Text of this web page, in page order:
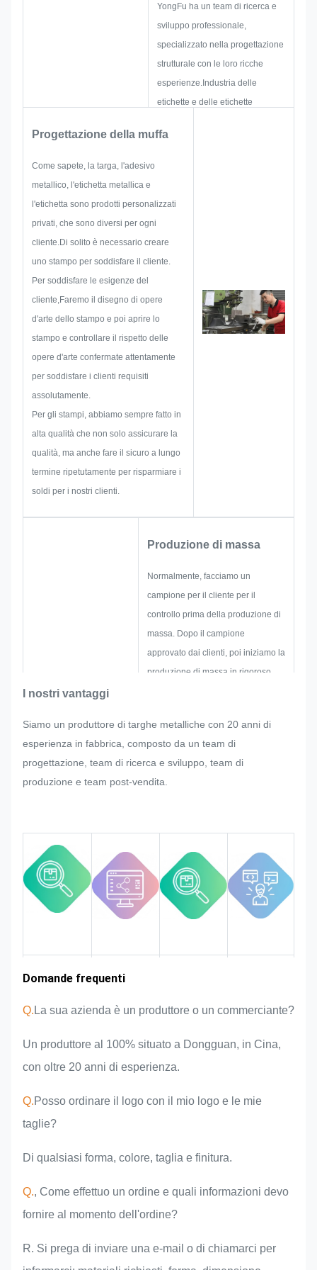
YongFu ha un team di ricerca e
sviluppo professionale,
specializzato nella progettazione
strutturale con le loro ricche
esperienze.Industria delle
etichette e delle etichette
forniranno tutte le soluzioni per
metallici, prenderemo in
considerazione tutte le possibilità
di problema che potrebbero
Progettazione della muffa
Come sapete, la targa, l'adesivo
metallico, l'etichetta metallica e
l'etichetta sono prodotti personalizzati
privati, che sono diversi per ogni
cliente.Di solito è necessario creare
uno stampo per soddisfare il cliente.
Per soddisfare le esigenze del
cliente,Faremo il disegno di opere
d'arte dello stampo e poi aprire lo
stampo e controllare il rispetto delle
opere d'arte confermate attentamente
per soddisfare i clienti requisiti
assolutamente.
Per gli stampi, abbiamo sempre fatto in
alta qualità che non solo assicurare la
qualità, ma anche fare il sicuro a lungo
termine ripetutamente per risparmiare i
soldi per i nostri clienti.
Produzione di massa
Normalmente, facciamo un
campione per il cliente per il
controllo prima della produzione di
massa. Dopo il campione
approvato dai clienti, poi iniziamo la
produzione di massa in rigoroso
improvvisamente un aggiustamento
nella produzione di massa della
targa, dell'adesivo metallico,
dell'etichetta e dell'etichetta, faremo
qualità durante l'intero processo,
garantendo che soddisfi i rigorosi
requisiti di qualità.
I nostri vantaggi
Siamo un produttore di targhe metalliche con 20 anni di
esperienza in fabbrica, composto da un team di
progettazione, team di ricerca e sviluppo, team di
produzione e team post-vendita.
Esperienza nel
Area di
Domande frequenti
Q. La sua azienda è un produttore o un commerciante?
Un produttore al 100% situato a Dongguan, in Cina,
con oltre 20 anni di esperienza.
Q.Posso ordinare il logo con il mio logo e le mie
taglie?
Di qualsiasi forma, colore, taglia e finitura.
Q., Come effettuo un ordine e quali informazioni devo
fornire al momento dell'ordine?
R. Si prega di inviare una e-mail o di chiamarci per